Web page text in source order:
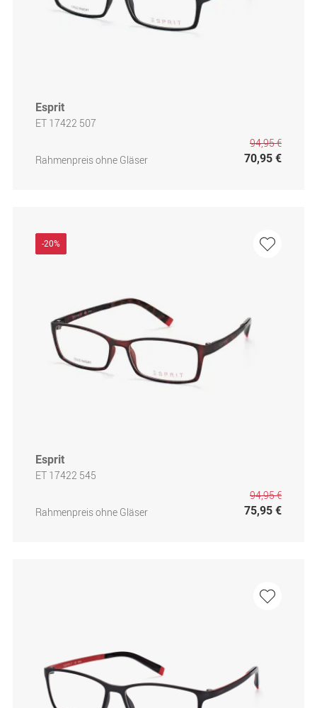
Esprit
ET 17422 507
Rahmenpreis ohne Gläser
94,95 €
70,95 €
-20%
Esprit
ET 17422 545
Rahmenpreis ohne Gläser
94,95 €
75,95 €